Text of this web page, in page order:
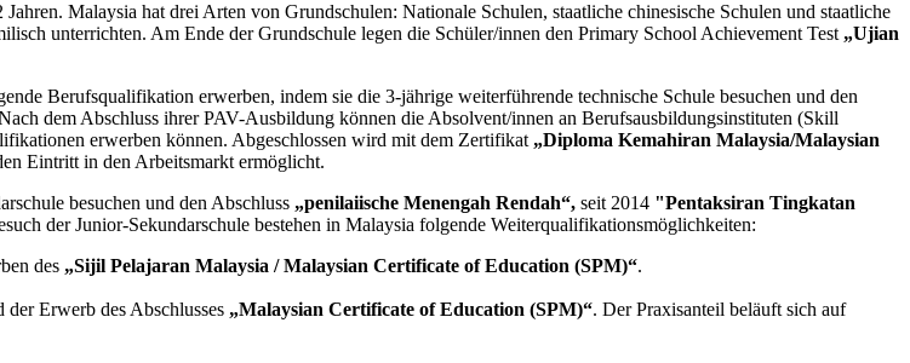
Malaysia hat drei Arten von Grundschulen: Nationale Schulen, staatliche chinesische Schulen und staatliche
unterrichten. Am Ende der Grundschule legen die Schüler/innen den Primary School Achievement Test „Ujian
Berufsqualifikation erwerben, indem sie die 3-jährige weiterführende technische Schule besuchen und den
dem Abschluss ihrer PAV-Ausbildung können die Absolvent/innen an Berufsausbildungsinstituten (Skill
erwerben können. Abgeschlossen wird mit dem Zertifikat „Diploma Kemahiran Malaysia/Malaysian
Eintritt in den Arbeitsmarkt ermöglicht.
besuchen und den Abschluss „penilaiische Menengah Rendah“, seit 2014 "Pentaksiran Tingkatan
der Junior-Sekundarschule bestehen in Malaysia folgende Weiterqualifikationsmöglichkeiten:
des „Sijil Pelajaran Malaysia / Malaysian Certificate of Education (SPM)“.
Erwerb des Abschlusses „Malaysian Certificate of Education (SPM)“. Der Praxisanteil beläuft sich auf